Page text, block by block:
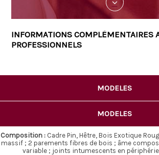
INFORMATIONS COMPLÉMENTAIRES
PROFESSIONNELS
MODELES
MODELES
Composition : Cadre Pin, Hêtre, Bois Exotique
massif ; 2 parements fibres de bois ; âme
variable ; joints intumescents en périphérie